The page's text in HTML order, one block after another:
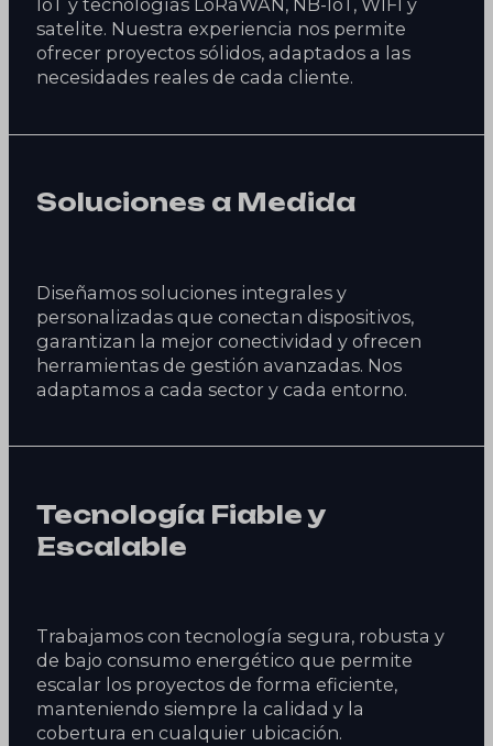
satelite. Nuestra experiencia nos permite
ofrecer proyectos sólidos, adaptados a las
necesidades reales de cada cliente.
Soluciones a Medida
Diseñamos soluciones integrales y
personalizadas que conectan dispositivos,
garantizan la mejor conectividad y ofrecen
herramientas de gestión avanzadas. Nos
adaptamos a cada sector y cada entorno.
Tecnología Fiable y
Escalable
Trabajamos con tecnología segura, robusta y
de bajo consumo energético que permite
escalar los proyectos de forma eficiente,
manteniendo siempre la calidad y la
cobertura en cualquier ubicación.